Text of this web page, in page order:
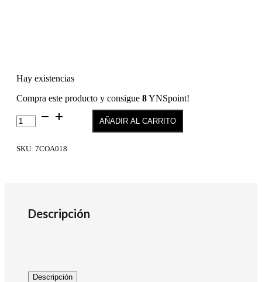
Hay existencias
Compra este producto y consigue 8YNSpoint!
Color
Permanente
Amoniaco
AÑADIR AL CARRITO
SKU: 7COA018
Descripción
Descripción